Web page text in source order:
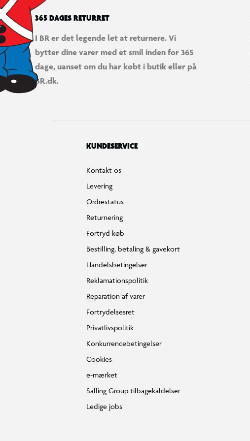
365 DAGES RETURRET
I BR er det legende let at returnere. Vi
bytter dine varer med et smil inden for 365
dage, uanset om du har købt i butik eller på
BR.dk.
KUNDESERVICE
Kontakt os
Levering
Ordrestatus
Returnering
Fortryd køb
Bestilling, betaling & gavekort
Handelsbetingelser
Reklamationspolitik
Reparation af varer
Fortrydelsesret
Privatlivspolitik
Konkurrencebetingelser
Cookies
e-mærket
Salling Group tilbagekaldelser
Ledige jobs